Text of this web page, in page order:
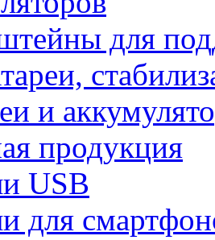
для
и
продукция
USB
для